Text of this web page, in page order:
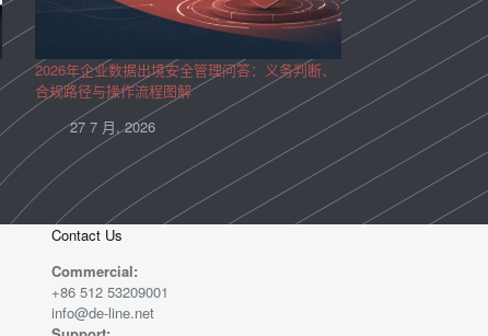
2026年企业数据出境安全管理问答：义务判断、
合规路径与操作流程图解
27 7 月, 2026
Contact Us
Commercial:
+86 512 53209001
info@de-line.net